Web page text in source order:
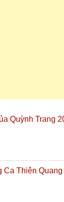
Quỳnh Trang
Thiên